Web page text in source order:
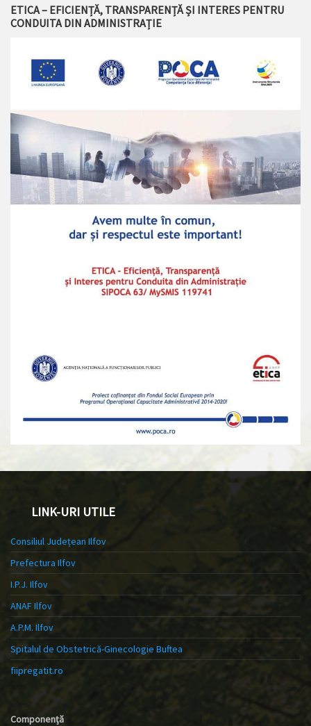
ETICA – EFICIENȚĂ, TRANSPARENȚĂ ȘI INTERES PENTRU
CONDUITA DIN ADMINISTRAȚIE
LINK-URI UTILE
Consiliul Județean Ilfov
Prefectura Ilfov
I.P.J. Ilfov
ANAF Ilfov
A.P.M. Ilfov
Spitalul de Obstetrică-Ginecologie Buftea
fiipregatit.ro
Componență